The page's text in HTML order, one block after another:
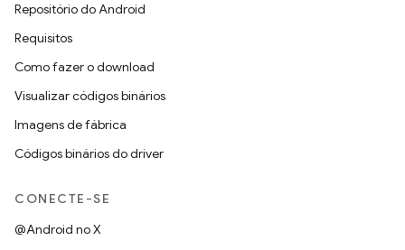
Repositório do Android
Requisitos
Como fazer o download
Visualizar códigos binários
Imagens de fábrica
Códigos binários do driver
CONECTE-SE
@Android no X